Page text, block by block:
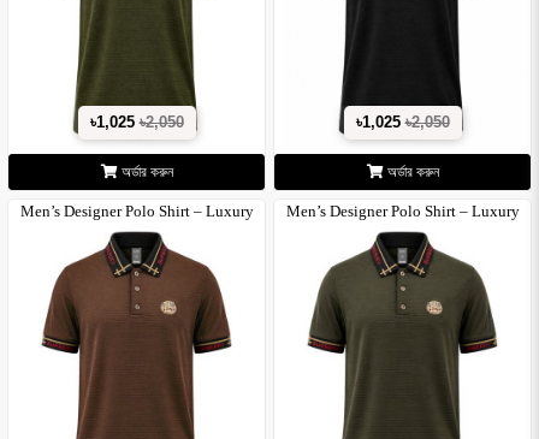
৳1,025৳2,050
অর্ডার করুন
৳1,025৳2,050
অর্ডার করুন
Men’s Designer Polo Shirt – Luxury
Cot..
Men’s Designer Polo Shirt – Luxury
Cot..